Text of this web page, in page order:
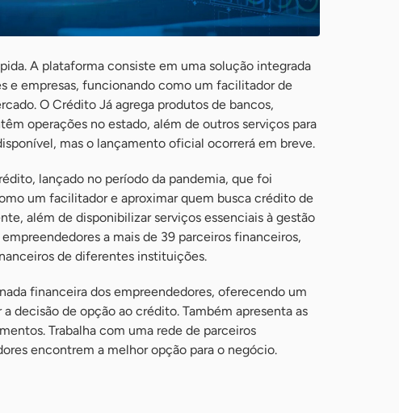
A plataforma consiste em uma solução integrada
e empresas, funcionando como um facilitador de
O Crédito Já agrega produtos de bancos,
operações no estado, além de outros serviços para
mas o lançamento oficial ocorrerá em breve.
lançado no período da pandemia, que foi
um facilitador e aproximar quem busca crédito de
além de disponibilizar serviços essenciais à gestão
a mais de 39 parceiros financeiros,
de diferentes instituições.
financeira dos empreendedores, oferecendo um
decisão de opção ao crédito. Também apresenta as
Trabalha com uma rede de parceiros
encontrem a melhor opção para o negócio.